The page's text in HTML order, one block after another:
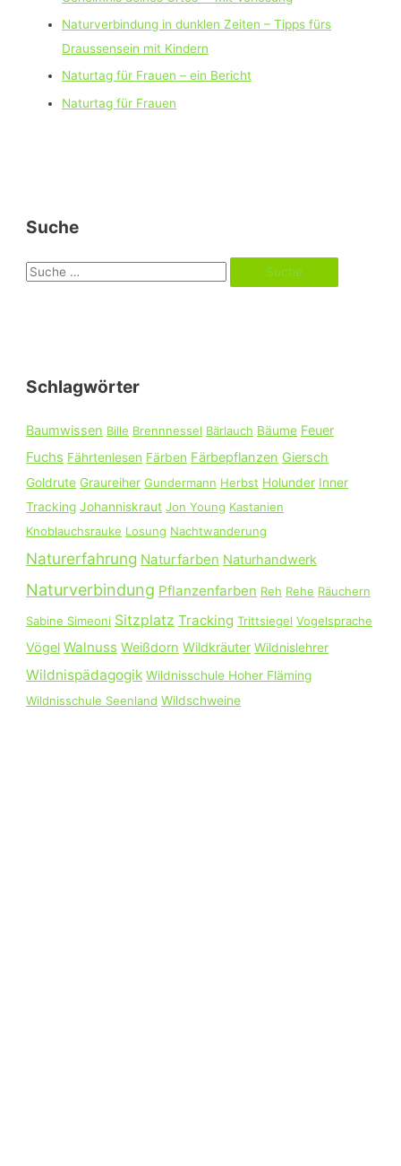
Naturverbindung in dunklen Zeiten – Tipps fürs
Draussensein mit Kindern
Naturtag für Frauen – ein Bericht
Naturtag für Frauen
Suche
S
n
a
c
h
:
Schlagwörter
Baumwissen Bille Brennnessel Bärlauch Bäume Feuer
Fuchs Fährtenlesen Färben Färbepflanzen Giersch
Goldrute Graureiher Gundermann Herbst Holunder Inner
Tracking Johanniskraut Jon Young Kastanien
Knoblauchsrauke Losung Nachtwanderung
Naturerfahrung Naturfarben Naturhandwerk
Naturverbindung Pflanzenfarben Reh Rehe Räuchern
Sabine Simeoni Sitzplatz Tracking Trittsiegel Vogelsprache
Vögel Walnuss Weißdorn Wildkräuter Wildnislehrer
Wildnispädagogik Wildnisschule Hoher Fläming
Wildnisschule Seenland Wildschweine